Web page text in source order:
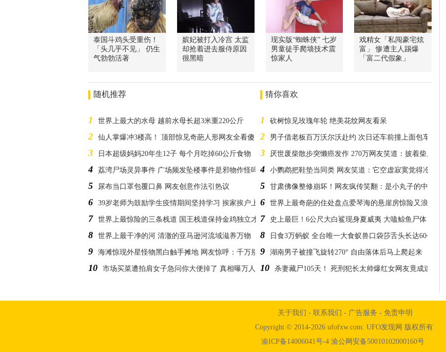
泰国斗鸡头受重伤！
「头几乎不见」 仍生
气勃勃活著
嫔妃被打入冷宫 太监
却抢着进去服侍原因
很黑暗
现实版“蜘蛛侠” 七岁
男童徒手爬墙技术震
惊家人
戏精女「私闯豪宅炫
富」 惨遭主人踢爆
「富二代假象」
随机推荐
1 世界上最大的水母 越前水母长超3米重220公斤
2 仙人掌爆冲3楼高！ 顶部惊见奇葩人形网友全看傻
3 日本超级妈妈20年生12子 每个月吃掉60公斤食物
4 荔湾尸场灵异事件 广场频发坠楼事件是邪物作怪吗
5 尿布当口罩包覆口鼻 网友创意作法引热议
6 39岁老师为鼓励学生疫情期间坚持学习 挨家挨户上门检阅作业
7 世界上最惊险的三条栈道 国王栈道保持金鸡独立才能通行
8 世界上最干净的河 清澈的亚马逊河流域滋养万物
9 海滩惊现外星怪物黑白触手摊地 网友惊呼：千万别碰它！
10 市场买菜遭拍肩女子急问你大便掉了 真相曝万人笑疯
猜你喜欢
1 砍树惊见玫瑰年轮 绝美花纹网友看呆
2 男子借老板百万沃尔沃赴约 次日还车前撞上面包车
3 厌世废柴散步突懒癌发作 270万网友笑道：披着柴皮的猫
4 小鹦鹉把鞋垫当同类 网友笑道：它空虚寂寞觉得冷
5 甘肃佛像整修崩坏！网友疯传笑翻：是小丸子的中野爷爷
6 世界上最奇葩的住处盘点爱琴海的悬崖房惊险又浪漫
7 史上最巨！6公尺大白鲨现身夏威夷 大嗑鲸鱼尸体
8 日食3万蚂蚁 全台唯一大食蚁兽口袋莎舌头长达60公分
9 湖南男子被撞飞旋转270° 自由落体后马上爬起来
10 杀妻藏尸105天！ 死刑犯长太帅爆红女网友竟成迷妹
关于我们 - 联系我们 - 广告服务 - 免责申明
Copyright © 2014-2026 ufofxw.com. UFO发现网 版权所有.
渝ICP备14006041号-4 渝公网安备50010102000160号